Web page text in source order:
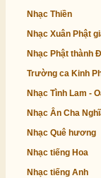
Nhạc Thiền
Nhạc Xuân Phật
Nhạc Phật thành
Trường ca Kinh
Nhạc Tình Lam -
Nhạc Ân Cha
Nhạc Quê hương
Nhạc tiếng Hoa
Nhạc tiếng Anh